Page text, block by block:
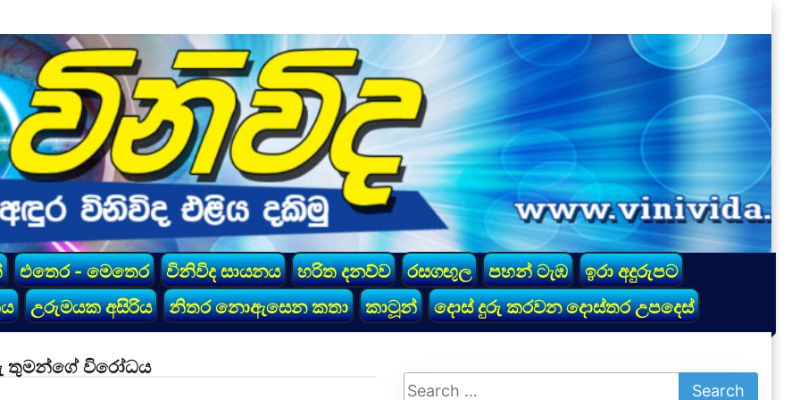
එතෙර - මෙතෙර විනිවිද සායනය හරිත දනව්ව රසගඟුල පහන් ටැඹ
ඉරා අදුරුපට
උරුමයක අසිරිය නිතර නොඇසෙන කතා කාටූන් දොස් දුරු කරවන දොස්තර උපදෙස්
තුමන්ගේ විරෝධය